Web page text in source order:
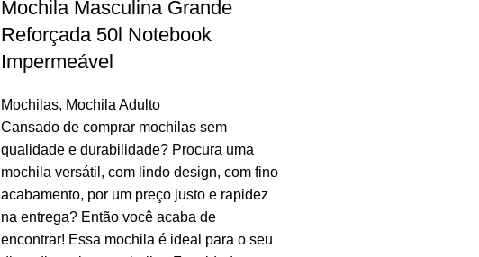
Mochila Masculina Grande
Reforçada 50l Notebook
Impermeável
Mochilas, Mochila Adulto
Cansado de comprar mochilas sem
qualidade e durabilidade? Procura uma
mochila versátil, com lindo design, com fino
acabamento, por um preço justo e rapidez
na entrega? Então você acaba de
encontrar! Essa mochila é ideal para o seu